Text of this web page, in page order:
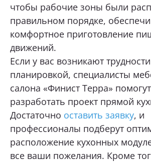
чтобы рабочие зоны были
правильном порядке,
комфортное приготовление
движений.
Если у вас возникают
планировкой, специалисты
салона «Финист Терра»
разработать проект прямой
Достаточно оставить заявку, и
профессионалы подберут
расположение кухонных
все ваши пожелания. Кроме